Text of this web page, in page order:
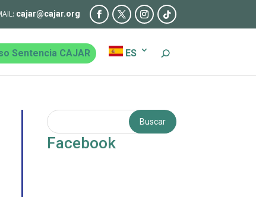
cajar@cajar.org
Sentencia CAJAR ES
Facebook